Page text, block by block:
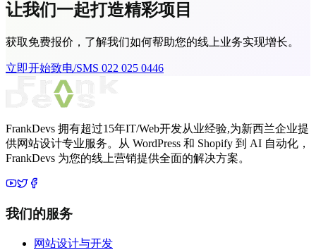
让我们一起打造精彩项目
获取免费报价，了解我们如何帮助您的线上业务实现增长。
立即开始致电/SMS 022 025 0446
FrankDevs 拥有超过15年IT/Web开发从业经验,为新西兰企业提
供网站设计专业服务。从 WordPress 和 Shopify 到 AI 自动化，
FrankDevs 为您的线上营销提供全面的解决方案。
我们的服务
网站设计与开发